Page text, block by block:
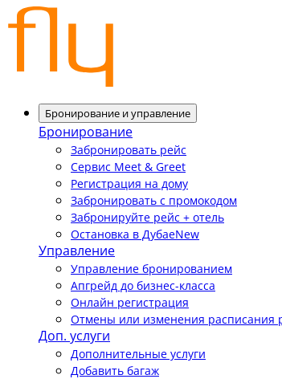
Бронирование и управление
Бронирование
Забронировать рейс
Сервис Meet & Greet
Регистрация на дому
Забронировать с промокодом
Забронируйте рейс + отель
Остановка в ДубаеNew
Управление
Управление бронированием
Апгрейд до бизнес-класса
Онлайн регистрация
Отмены или изменения расписания
Доп. услуги
Дополнительные услуги
Добавить багаж